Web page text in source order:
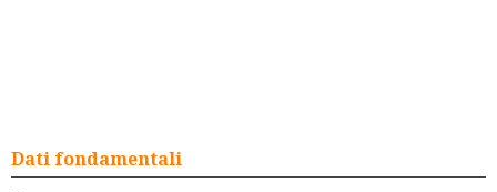
Dati fondamentali